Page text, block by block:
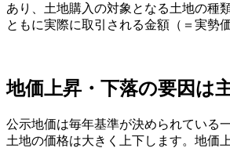
あり、土地購入の対象となる土地の種
ともに実際に取引される金額（＝実勢
地価上昇・下落の要因は
公示地価は毎年基準が決められている
土地の価格は大きく上下します。地価